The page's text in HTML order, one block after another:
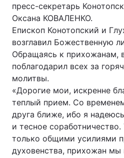
Головна
Україна
Економіка
пресс-секретарь
Оксана КОВАЛЕНКО.
Епископ Конотопский и
возглавил Божественную
Обращаясь к прихожанам,
поблагодарил всех за
молитвы.
«Дорогие мои, искренне
теплый прием. Со
друга ближе, ибо я
и тесное
только общими усилиями
духовенства, прихожан